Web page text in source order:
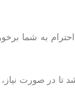
احترام به شما
تا در صورت